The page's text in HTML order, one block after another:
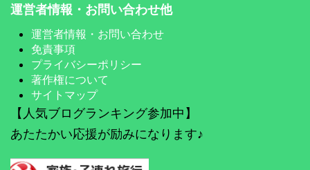
運営者情報・お問い合わせ他
運営者情報・お問い合わせ
免責事項
プライバシーポリシー
著作権について
サイトマップ
【人気ブログランキング参加中】
あたたかい応援が励みになります♪